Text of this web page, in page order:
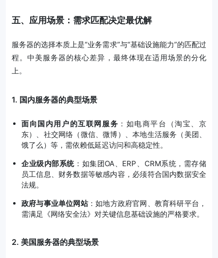
五、应用场景：需求匹配决定最优解
服务器的选择本质上是“业务需求”与“基础设施能力”的匹配过
程。中美服务器的核心差异，最终体现在适用场景的分化
上。
1. 国内服务器的典型场景
面向国内用户的互联网服务 ：如电商平台（淘宝、京
东）、社交网络（微信、微博）、本地生活服务（美团、
饿了么）等，需依赖低延迟访问和高稳定性。
企业级内部系统 ：如集团OA、ERP、CRM系统，需存储
员工信息、财务数据等敏感内容，必须符合国内数据安全
法规。
政府与事业单位网站：如地方政府官网、教育科研平台，
需满足《网络安全法》对关键信息基础设施的严格要求。
2. 美国服务器的典型场景